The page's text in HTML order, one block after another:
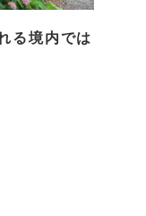
る境内では